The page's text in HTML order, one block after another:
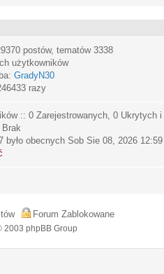
postów, tematów 3338
użytkowników
GradyN30
razy
:: 0 Zarejestrowanych, 0 Ukrytych
Brak
było obecnych Sob Sie 08, 2026 12:59
Forum Zablokowane
2003 phpBB Group